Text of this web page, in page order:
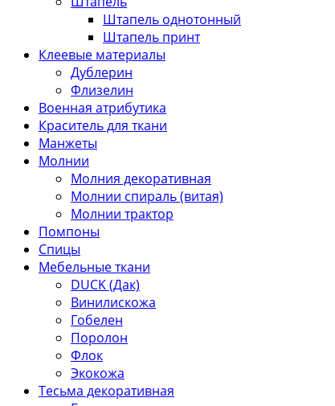
Штапель однотонный
Штапель принт
Клеевые материалы
Дублерин
Флизелин
Военная атрибутика
Краситель для ткани
Манжеты
Молнии
Молния декоративная
Молнии спираль (витая)
Молнии трактор
Помпоны
Спицы
Мебельные ткани
DUCK (Дак)
Винилискожа
Гобелен
Поролон
Флок
Экокожа
Тесьма декоративная